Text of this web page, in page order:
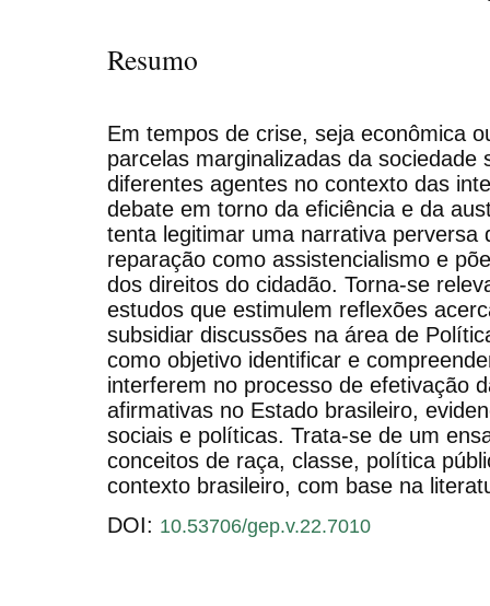
Resumo
Em tempos de crise, seja econômica
parcelas marginalizadas da sociedade
diferentes agentes no contexto das
debate em torno da eficiência e da
tenta legitimar uma narrativa perversa
reparação como assistencialismo e
dos direitos do cidadão. Torna-se
estudos que estimulem reflexões
subsidiar discussões na área de
como objetivo identificar e
interferem no processo de efetivação
afirmativas no Estado brasileiro,
sociais e políticas. Trata-se de um
conceitos de raça, classe, política
contexto brasileiro, com base na
DOI: 10.53706/gep.v.22.7010